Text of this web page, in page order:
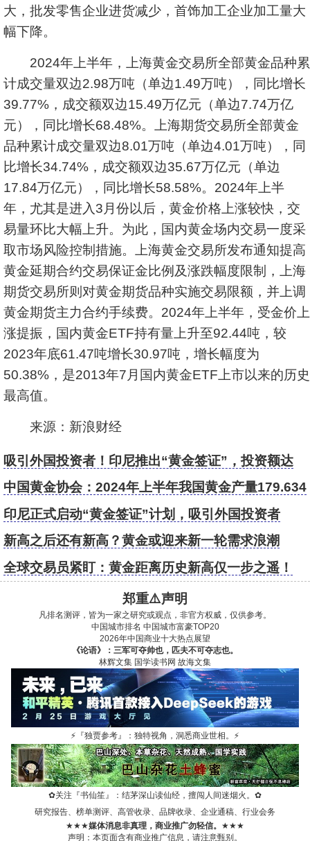
大，批发零售企业进货减少，首饰加工企业加工量大
幅下降。
2024年上半年，上海黄金交易所全部黄金品种累
计成交量双边2.98万吨（单边1.49万吨），同比增长
39.77%，成交额双边15.49万亿元（单边7.74万亿
元），同比增长68.48%。上海期货交易所全部黄金
品种累计成交量双边8.01万吨（单边4.01万吨），同
比增长34.74%，成交额双边35.67万亿元（单边
17.84万亿元），同比增长58.58%。2024年上半
年，尤其是进入3月份以后，黄金价格上涨较快，交
易量环比大幅上升。为此，国内黄金场内交易一度采
取市场风险控制措施。上海黄金交易所发布通知提高
黄金延期合约交易保证金比例及涨跌幅度限制，上海
期货交易所则对黄金期货品种实施交易限额，并上调
黄金期货主力合约手续费。2024年上半年，受金价上
涨提振，国内黄金ETF持有量上升至92.44吨，较
2023年底61.47吨增长30.97吨，增长幅度为
50.38%，是2013年7月国内黄金ETF上市以来的历史
最高值。
来源：新浪财经
吸引外国投资者！印尼推出“黄金签证”，投资额达
500万美元可获10年签证
中国黄金协会：2024年上半年我国黄金产量179.634
吨，同比增长0.58%
印尼正式启动“黄金签证”计划，吸引外国投资者
新高之后还有新高？黄金或迎来新一轮需求浪潮
全球交易员紧盯：黄金距离历史新高仅一步之遥！
郑重⚠️声明
凡排名测评，皆为一家之研究或观点，非官方权威，仅供参考。
中国城市排名 中国城市富豪TOP20
2026年中国商业十大热点展望
《论语》：三军可夺帅也，匹夫不可夺志也。
林辉文集 国学读书网 故海文集
⚡ 『独贾参考』：独特视角，洞悉商业世相。 ⚡
✿关注『书仙笙』：结茅深山读仙经，擅闯人间迷烟火。 ✿
研究报告、榜单测评、高管收录、品牌收录、企业通稿、行业会务
★★★媒体消息非真理，商业推广勿轻信。 ★★★
声明：本页面含有商业推广信息，请注意甄别。